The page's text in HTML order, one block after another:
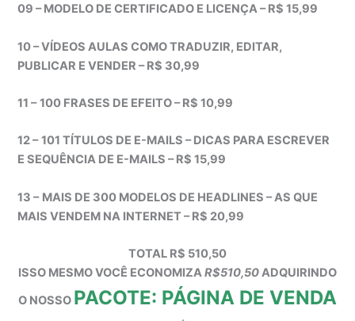
09 – MODELO DE CERTIFICADO E LICENÇA – R$ 15,99
10 – VÍDEOS AULAS COMO TRADUZIR, EDITAR,
PUBLICAR E VENDER – R$ 30,99
11 – 100 FRASES DE EFEITO – R$ 10,99
12 – 101 TÍTULOS DE E-MAILS – DICAS PARA ESCREVER
E SEQUÊNCIA DE E-MAILS – R$ 15,99
13 – MAIS DE 300 MODELOS DE HEADLINES – AS QUE
MAIS VENDEM NA INTERNET – R$ 20,99
TOTAL R$ 510,50
ISSO MESMO VOCÊ ECONOMIZAR$510,50ADQUIRINDO
O NOSSO PACOTE: PÁGINA DE VENDA